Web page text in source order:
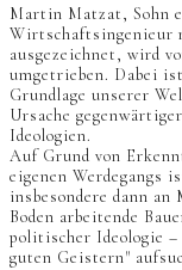
Martin Matzat, Sohn
Wirtschaftsingenieur
ausgezeichnet, wird
umgetrieben. Dabei
Grundlage unserer
Ursache
Ideologien.
Auf Grund von
eigenen Werdegangs
insbesondere dann
Boden arbeitende
politischer Ideologie
guten Geistern"